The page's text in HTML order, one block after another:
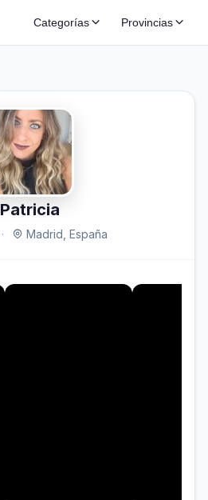
Categorías Provincias
Patricia
· Madrid, España